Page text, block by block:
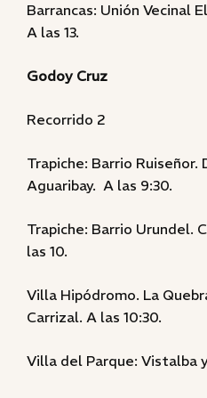
Barrancas: Unión Vecinal
A las 13.
Godoy Cruz
Recorrido 2
Trapiche: Barrio Ruiseñor.
Aguaribay. A las 9:30.
Trapiche: Barrio Urundel.
las 10.
Villa Hipódromo. La
Carrizal. A las 10:30.
Villa del Parque: Vistalba